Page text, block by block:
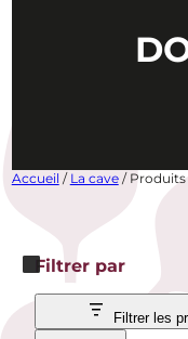
Accueil / La cave/ Produits
Filtrer par
Filtrer les